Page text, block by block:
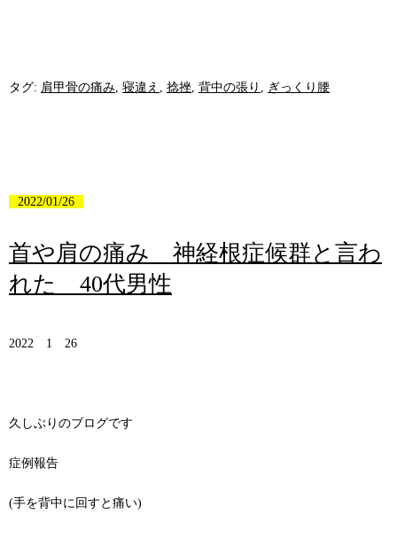
タグ: 肩甲骨の痛み 寝違え 捻挫 背中の張り ぎっくり腰
2022/01/26
首や肩の痛み 神経根症候群と言わ
れた 40代男性
2022 1 26
久しぶりのブログです
症例報告
(手を背中に回すと痛い)